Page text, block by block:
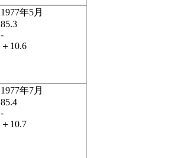
1977年5月
85.3
-
＋10.6
1977年7月
85.4
-
＋10.7